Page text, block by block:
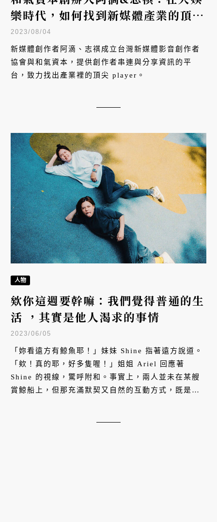
樂時代，如何找到新媒體產業的頂尖
Player？
2023/08/04
新媒體創作者阿滴、志祺成立台灣新媒體影音創作者
協會與和氣資本，提供創作者串連與分享資訊的平
台，致力找出產業裡的頂尖 player。
人物
欸你這週要幹嘛：我們覺得普通的生
活 ，其實是他人渴求的事情
2023/06/05
「妳看遠方有鯨魚耶！」妹妹 Shine 指著遠方說道。
「欸！真的耶，好多隻喔！」姐姐 Ariel 回應著
Shine 的視線，驚呼附和。事實上，兩人並未在某艘
賞鯨船上，但那充滿默契又自然的互動方式，既是她